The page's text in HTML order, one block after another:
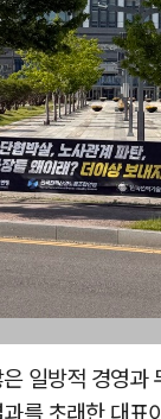
일방적 경영
를 초래한 대